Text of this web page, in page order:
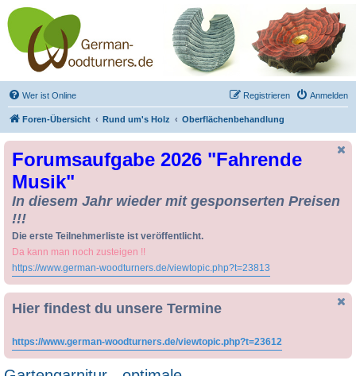
Drechseln und
Kunsthandwerk -
German-Woodturners
*Forum Sauerland*
Der Treffpunkt für Drechsler und Freunde des Kunsthandwerks
Wer ist Online Anmelden
Registrieren
Foren-Übersicht Rund um's Holz Oberflächenbehandlung
Forumsaufgabe 2026 "Fahrende
Musik"
In diesem Jahr wieder mit gesponserten Preisen
!!!
Die erste Teilnehmerliste ist veröffentlicht.
Da kann man noch zusteigen !!
https://www.german-woodturners.de/viewtopic.php?t=23813
Hier findest du unsere Termine
https://www.german-woodturners.de/viewtopic.php?t=23612